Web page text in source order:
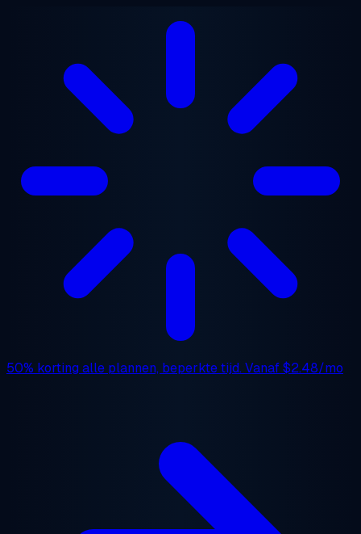
50% korting alle plannen, beperkte tijd. Vanaf$2.48/mo